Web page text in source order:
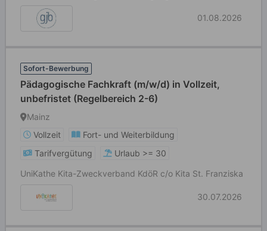
01.08.2026
Sofort-Bewerbung
Pädagogische Fachkraft (m/w/d) in Vollzeit,
unbefristet (Regelbereich 2-6)
Mainz
Vollzeit
Fort- und Weiterbildung
Tarifvergütung
Urlaub >= 30
UniKathe Kita-Zweckverband KdöR c/o Kita St. Franziska
30.07.2026